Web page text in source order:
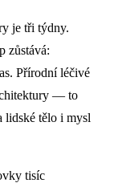
je tři týdny.
zůstává:
Přírodní léčivé
— to
lidské tělo i mysl
tisíc